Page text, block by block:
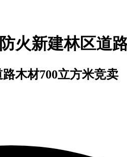
火新建林区道
木材700立方米竞卖